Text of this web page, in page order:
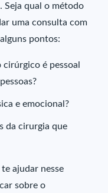
Seja qual o método
uma consulta com
pontos:
é pessoal
e emocional?
da cirurgia que
ajudar nesse
sobre o